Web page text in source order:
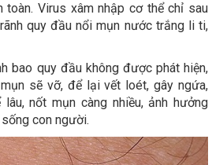
Virus xâm nhập cơ thể chỉ sau
quy đầu nổi mụn nước trắng li ti,
bao quy đầu không được phát hiện,
sẽ vỡ, để lại vết loét, gây ngứa,
nốt mụn càng nhiều, ảnh hưởng
con người.